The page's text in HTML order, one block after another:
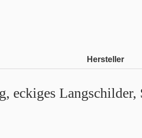
Hersteller
eckiges Langschilder,